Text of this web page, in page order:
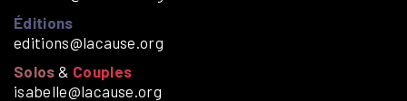
Éditions
editions@lacause.org
Solos & Couples
isabelle@lacause.org